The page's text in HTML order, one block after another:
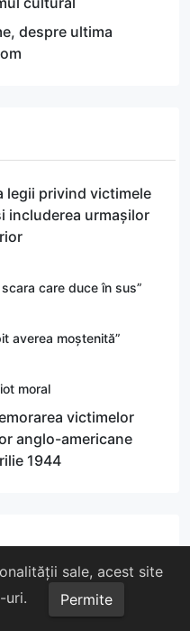
despre ultima
legii privind victimele
includerea urmașilor
care duce în sus”
averea moștenită”
moral
victimelor
anglo-americane
1944
Alex Ivanov
sale, acest site
uri.
Permite